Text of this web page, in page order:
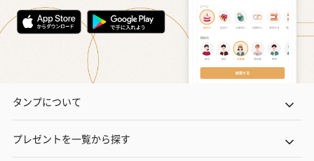
タンプについて
プレゼントを一覧から探す